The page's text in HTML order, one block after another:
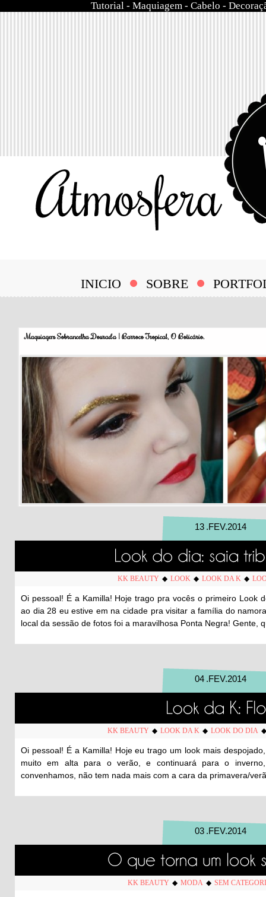
Tutorial- Maquiagem- Cabelo -
INICIO SOBRE
Maquiagem Sobrancelha Dourada | Barroco Tropical, O Boticário.
13 .FEV.2014
KK BEAUTY ◆ LOOK ◆ LOOK DA K ◆
Oi pessoal! É a Kamilla! Hoje trago pra vocês o primeiro Look
ao dia 28 eu estive em na cidade pra visitar a família do
local da sessão de fotos foi a maravilhosa Ponta Negra! Gente,
04 .FEV.2014
KK BEAUTY ◆ LOOK DA K ◆ LOOK DO DIA
Oi pessoal! É a Kamilla! Hoje eu trago um look mais
muito em alta para o verão, e continuará para o
convenhamos, não tem nada mais com a cara da primavera/
03 .FEV.2014
KK BEAUTY ◆ MODA ◆ SEM